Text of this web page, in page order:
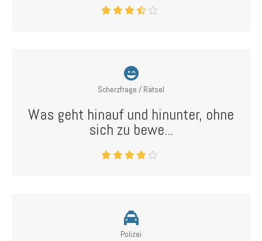
Scherzfrage / Rätsel
Was geht hinauf und hinunter, ohne
sich zu bewe...
Polizei